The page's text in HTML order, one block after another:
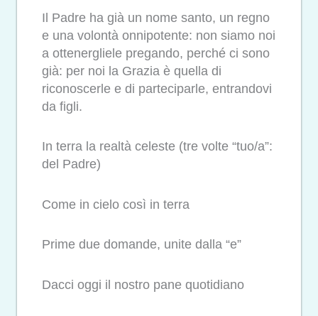
Il Padre ha già un nome santo, un regno
e una volontà onnipotente: non siamo noi
a ottenergliele pregando, perché ci sono
già: per noi la Grazia è quella di
riconoscerle e di parteciparle, entrandovi
da figli.
In terra la realtà celeste (tre volte “tuo/a”:
del Padre)
Come in cielo così in terra
Prime due domande, unite dalla “e”
Dacci oggi il nostro pane quotidiano